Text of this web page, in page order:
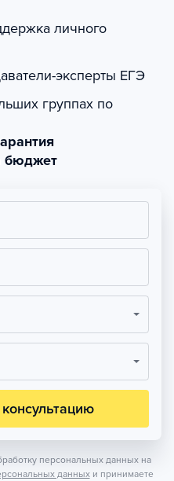
личного
эксперты ЕГЭ
группах по
бюджет
персональных данных на
данных и принимаете